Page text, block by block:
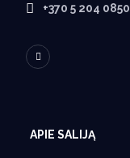
+370 5 204 0850
APIE SALIJĄ